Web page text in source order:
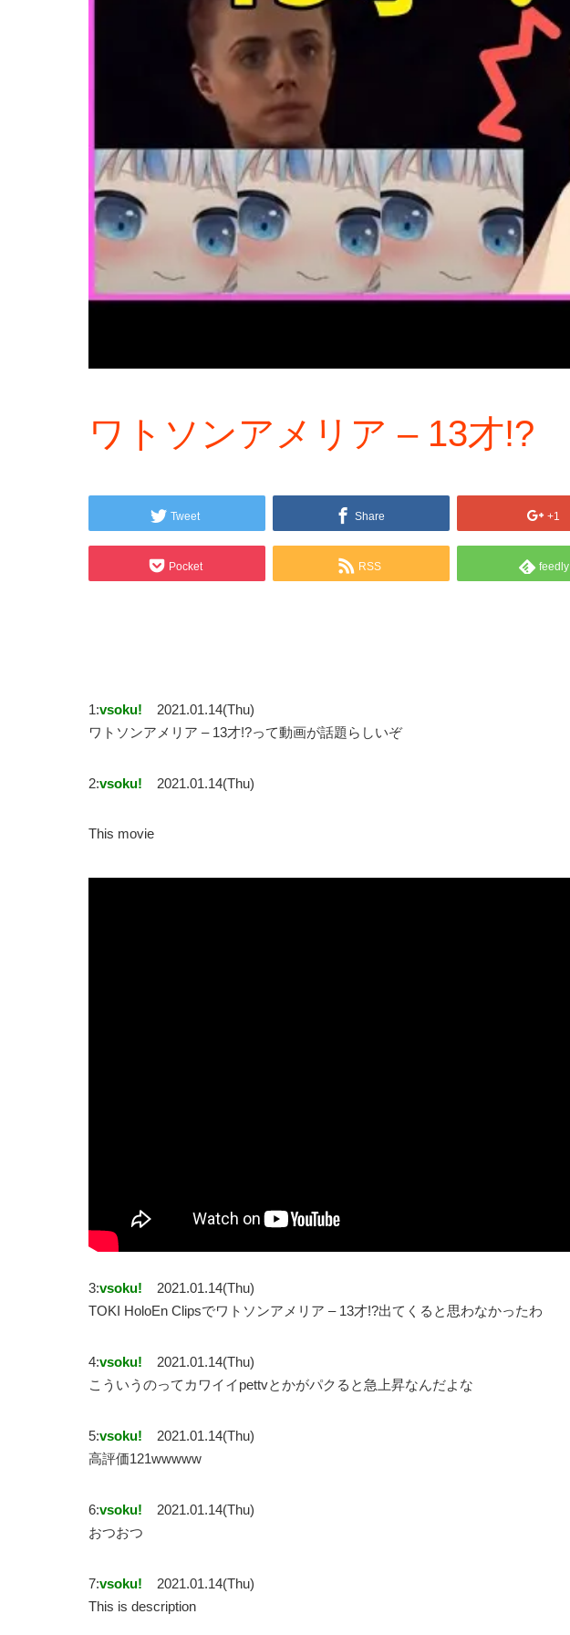
ワトソンアメリア – 13才!?
Tweet Share +1
Pocket RSS feedly
1:vsoku!
2021.01.14(Thu)
ワトソンアメリア – 13才!?って動画が話題らしいぞ
2:vsoku! 2021.01.14(Thu)
This movie
3:vsoku!
2021.01.14(Thu)
TOKI HoloEn Clipsでワトソンアメリア – 13才!?出てくると思わなかったわ
4:vsoku!
2021.01.14(Thu)
こういうのってカワイイpettvとかがパクると急上昇なんだよな
5:vsoku!
2021.01.14(Thu)
高評価121wwwww
6:vsoku!
2021.01.14(Thu)
おつおつ
7:vsoku!
2021.01.14(Thu)
This is description